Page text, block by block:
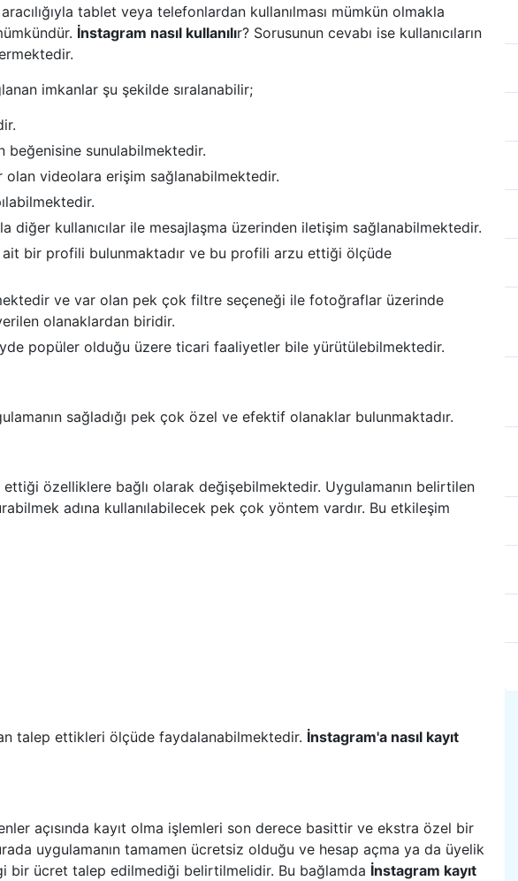
tablet veya telefonlardan kullanılması mümkün olmakla
İnstagram nasıl kullanılır? Sorusunun cevabı ise kullanıcıların
imkanlar şu şekilde sıralanabilir;
beğenisine sunulabilmektedir.
olan videolara erişim sağlanabilmektedir.
diğer kullanıcılar ile mesajlaşma üzerinden iletişim sağlanabilmektedir.
ait bir profili bulunmaktadır ve bu profili arzu ettiği ölçüde
ve var olan pek çok filtre seçeneği ile fotoğraflar üzerinde
olanaklardan biridir.
popüler olduğu üzere ticari faaliyetler bile yürütülebilmektedir.
sağladığı pek çok özel ve efektif olanaklar bulunmaktadır.
ettiği özelliklere bağlı olarak değişebilmektedir. Uygulamanın belirtilen
adına kullanılabilecek pek çok yöntem vardır. Bu etkileşim
talep ettikleri ölçüde faydalanabilmektedir. İnstagram'a nasıl kayıt
açısında kayıt olma işlemleri son derece basittir ve ekstra özel bir
uygulamanın tamamen ücretsiz olduğu ve hesap açma ya da üyelik
bir ücret talep edilmediği belirtilmelidir. Bu bağlamda İnstagram kayıt